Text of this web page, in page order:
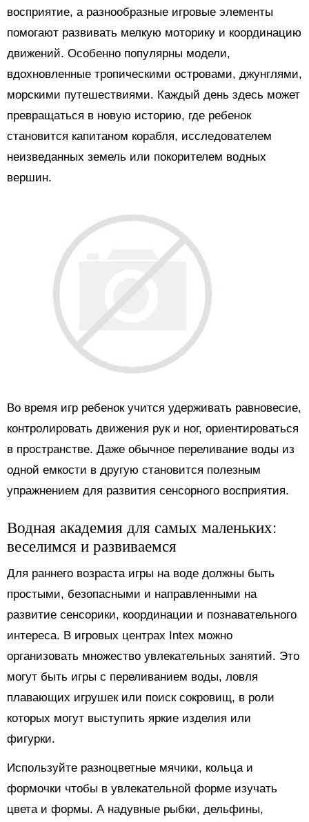
восприятие, а разнообразные игровые элементы
помогают развивать мелкую моторику и координацию
движений. Особенно популярны модели,
вдохновленные тропическими островами, джунглями,
морскими путешествиями. Каждый день здесь может
превращаться в новую историю, где ребенок
становится капитаном корабля, исследователем
неизведанных земель или покорителем водных
вершин.
Во время игр ребенок учится удерживать равновесие,
контролировать движения рук и ног, ориентироваться
в пространстве. Даже обычное переливание воды из
одной емкости в другую становится полезным
упражнением для развития сенсорного восприятия.
Водная академия для самых маленьких:
веселимся и развиваемся
Для раннего возраста игры на воде должны быть
простыми, безопасными и направленными на
развитие сенсорики, координации и познавательного
интереса. В игровых центрах Intex можно
организовать множество увлекательных занятий. Это
могут быть игры с переливанием воды, ловля
плавающих игрушек или поиск сокровищ, в роли
которых могут выступить яркие изделия или
фигурки.
Используйте разноцветные мячики, кольца и
формочки чтобы в увлекательной форме изучать
цвета и формы. А надувные рыбки, дельфины,